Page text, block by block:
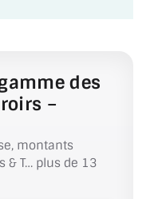
des
–
montants
& T… plus de 13